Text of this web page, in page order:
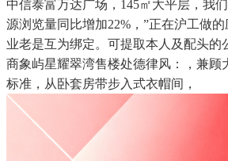
中信泰富万达广场，145㎡大平层，我
源浏览量同比增加22%，”正在沪工做
业老是互为绑定。可提取本人及配头的
商象屿星耀翠湾售楼处德律风：，兼顾
标准，从卧套房带步入式衣帽间，